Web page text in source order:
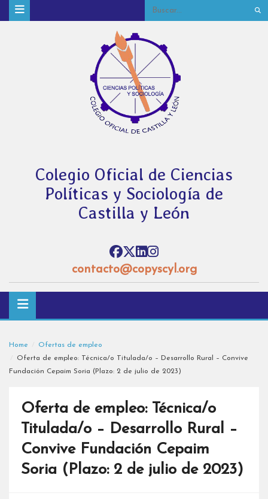
Colegio Oficial de Ciencias
Políticas y Sociología de
Castilla y León
contacto@copyscyl.org
Home
Ofertas de empleo
Oferta de empleo: Técnica/o Titulada/o – Desarrollo Rural – Convive
Fundación Cepaim Soria (Plazo: 2 de julio de 2023)
Oferta de empleo: Técnica/o
Titulada/o – Desarrollo Rural –
Convive Fundación Cepaim
Soria (Plazo: 2 de julio de 2023)